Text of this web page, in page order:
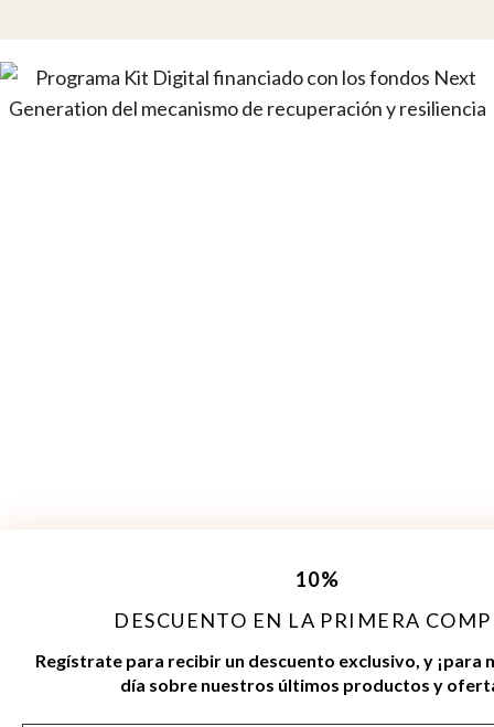
10%
DESCUENTO EN LA PRIMERA
Regístrate para recibir un descuento exclusivo, y ¡para
día sobre nuestros últimos productos y